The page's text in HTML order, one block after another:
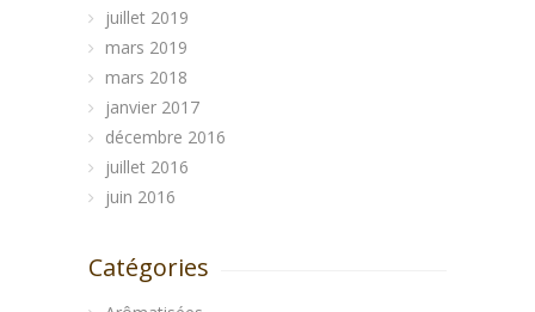
juillet 2019
mars 2019
mars 2018
janvier 2017
décembre 2016
juillet 2016
juin 2016
Catégories